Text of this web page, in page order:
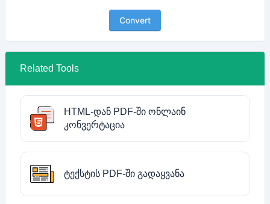
Convert
Related Tools
HTML-დან PDF-ში ონლაინ
კონვერტაცია
ტექსტის PDF-ში გადაყვანა